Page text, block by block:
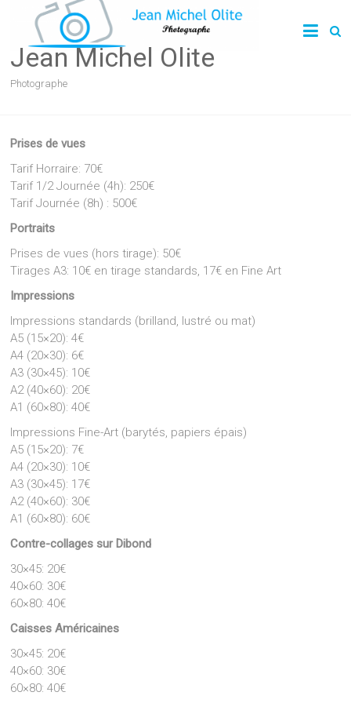
content
Jean Michel Olite
Photographe
Prises de vues
Tarif Horraire: 70€
Tarif 1/2 Journée (4h): 250€
Tarif Journée (8h) : 500€
Portraits
Prises de vues (hors tirage): 50€
Tirages A3: 10€ en tirage standards, 17€ en Fine Art
Impressions
Impressions standards (brilland, lustré ou mat)
A5 (15×20): 4€
A4 (20×30): 6€
A3 (30×45): 10€
A2 (40×60): 20€
A1 (60×80): 40€
Impressions Fine-Art (barytés, papiers épais)
A5 (15×20): 7€
A4 (20×30): 10€
A3 (30×45): 17€
A2 (40×60): 30€
A1 (60×80): 60€
Contre-collages sur Dibond
30×45: 20€
40×60: 30€
60×80: 40€
Caisses Américaines
30×45: 20€
40×60: 30€
60×80: 40€